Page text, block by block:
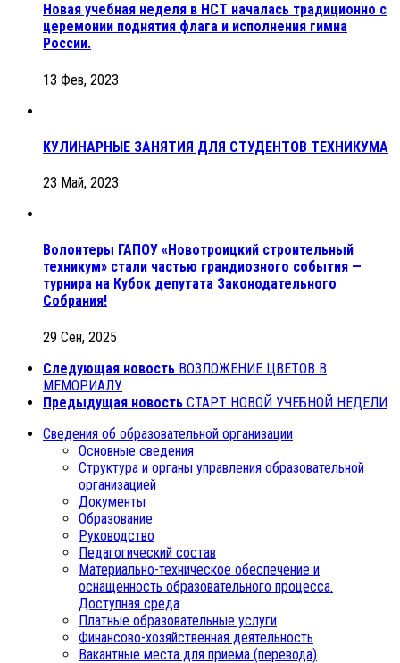
Новая учебная неделя в НСТ началась традиционно с
церемонии поднятия флага и исполнения гимна
России.
13 Фев, 2023
КУЛИНАРНЫЕ ЗАНЯТИЯ ДЛЯ СТУДЕНТОВ ТЕХНИКУМА
23 Май, 2023
Волонтеры ГАПОУ «Новотроицкий строительный
техникум» стали частью грандиозного события —
турнира на Кубок депутата Законодательного
Собрания!
29 Сен, 2025
Следующая новость ВОЗЛОЖЕНИЕ ЦВЕТОВ В
МЕМОРИАЛУ
Предыдущая новость СТАРТ НОВОЙ УЧЕБНОЙ НЕДЕЛИ
Сведения об образовательной организации
Основные сведения
Структура и органы управления образовательной
организацией
Документы
Образование
Руководство
Педагогический состав
Материально-техническое обеспечение и
оснащенность образовательного процесса.
Доступная среда
Платные образовательные услуги
Финансово-хозяйственная деятельность
Вакантные места для приема (перевода)